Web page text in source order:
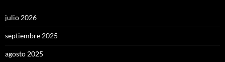
julio 2026
septiembre 2025
agosto 2025